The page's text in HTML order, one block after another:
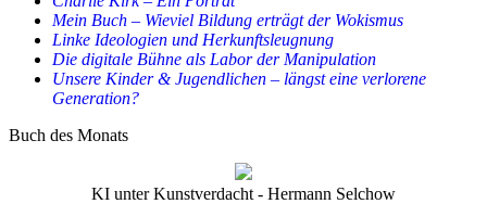
Mein Buch – Wieviel Bildung erträgt der Wokismus
Linke Ideologien und Herkunftsleugnung
Die digitale Bühne als Labor der Manipulation
Unsere Kinder & Jugendlichen – längst eine verlorene
Generation?
Buch des Monats
KI unter Kunstverdacht - Hermann Selchow